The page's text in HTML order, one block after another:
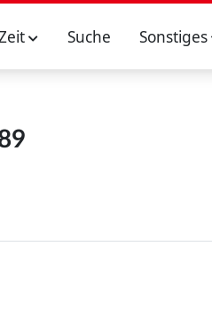
Suche Sonstiges